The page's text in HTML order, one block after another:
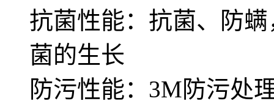
抗菌性能：抗菌、防
菌的生长
防污性能：3M防污处